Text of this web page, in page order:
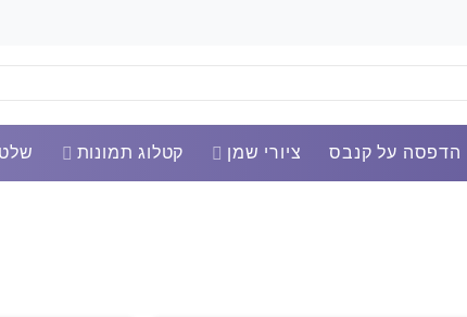
הדפסה על קנבס ציורי שמן קטלוג תמונות